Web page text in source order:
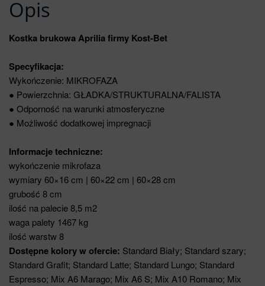
Opis
Kostka brukowa Aprilia firmy Kost-Bet
Specyfikacja:
Wykończenie: MIKROFAZA
● Powierzchnia: GŁADKA/STRUKTURALNA/FALISTA
● Odporność na warunki atmosferyczne
● Możliwość dodatkowej impregnacji
Informacje techniczne:
wykończenie mikrofaza
wymiary 60×16 cm | 60×22 cm | 60×28 cm
grubość 8 cm
ilość na palecie 8,5 m2
waga palety 1467 kg
ilość warstw 8
Dostępne kolory w ofercie: Standard Biały; Standard szary;
Standard Grafit; Standard Latte; Standard Lungo; Standard
Espresso; Mix A6 Marago; Mix A6 S; Mix A10 Romano; Mix